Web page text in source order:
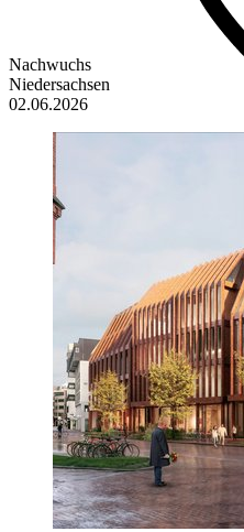
Nachwuchs
Niedersachsen
02.06.2026